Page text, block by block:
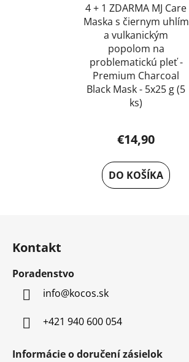
4 + 1 ZDARMA MJ Care
Maska s čiernym uhlím
a vulkanickým
popolom na
problematickú pleť -
Premium Charcoal
Black Mask - 5x25 g (5
ks)
€14,90
DO KOŠÍKA
Kontakt
Poradenstvo
info@kocos.sk
+421 940 600 054
Informácie o doručení zásielok